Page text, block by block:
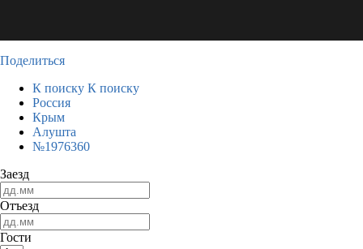
Поделиться
К поиску К поиску
Россия
Крым
Алушта
№1976360
Заезд
Отъезд
Гости